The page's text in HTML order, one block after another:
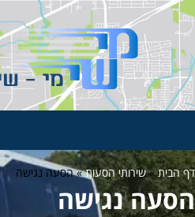
דף הבית»שירותי הסעות»הסעה נגישה
הסעה נגישה